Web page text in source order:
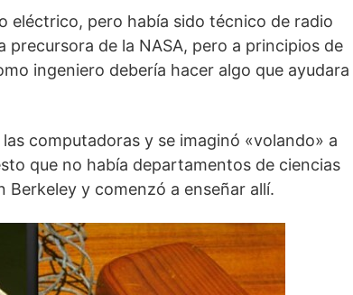
eléctrico, pero había sido técnico de radio
precursora de la NASA, pero a principios de
ingeniero debería hacer algo que ayudara
computadoras y se imaginó «volando» a
que no había departamentos de ciencias
y comenzó a enseñar allí.